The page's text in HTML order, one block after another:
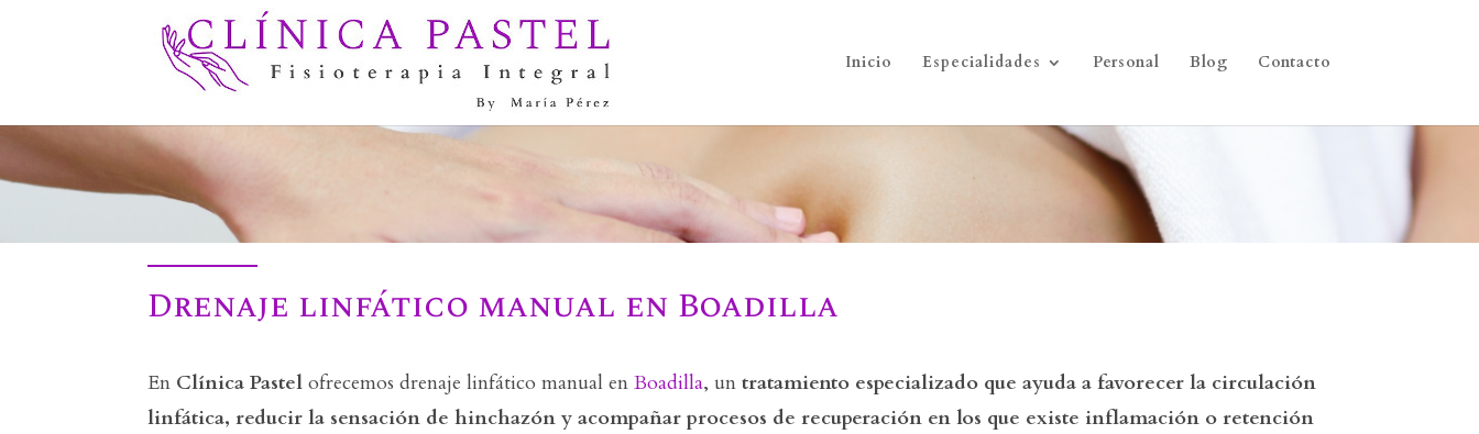
Inicio Especialidades Personal Blog Contacto
Drenaje linfático manual en Boadilla
En Clínica Pastel ofrecemos drenaje linfático manual enBoadilla, untratamiento especializado que ayuda a favorecer la circulación
linfática, reducir la sensación de hinchazón y acompañar procesos de recuperación en los que existe inflamación o retención